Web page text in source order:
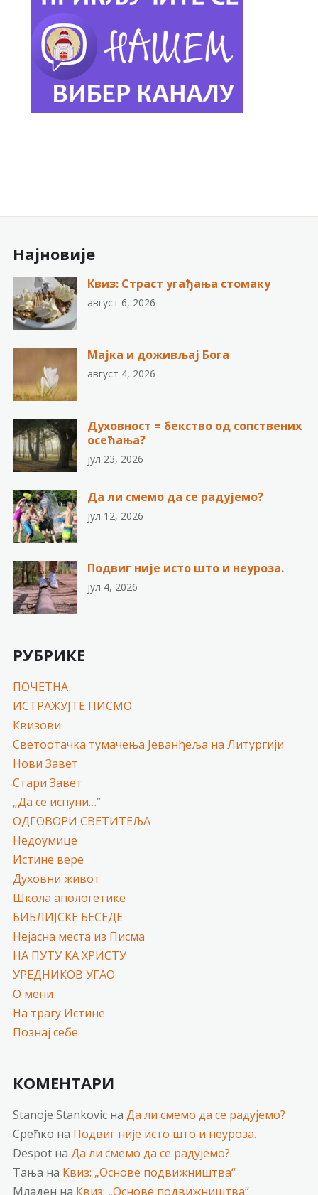
Најновије
Квиз: Страст угађања стомаку
август 6, 2026
Мајка и доживљај Бога
август 4, 2026
Духовност = бекство од сопствених
осећања?
јул 23, 2026
Да ли смемо да се радујемо?
јул 12, 2026
Подвиг није исто што и неуроза.
јул 4, 2026
РУБРИКЕ
ПОЧЕТНА
ИСТРАЖУЈТЕ ПИСМО
Квизови
Светоотачка тумачења Јеванђеља на Литургији
Нови Завет
Стари Завет
„Да се испуни…“
ОДГОВОРИ СВЕТИТЕЉА
Недоумице
Истине вере
Духовни живот
Школа апологетике
БИБЛИЈСКЕ БЕСЕДЕ
Нејасна места из Писма
НА ПУТУ КА ХРИСТУ
УРЕДНИКОВ УГАО
О мени
На трагу Истине
Познај себе
КОМЕНТАРИ
Stanoje Stankovicна Да ли смемо да се радујемо?
Срећко на Подвиг није исто што и неуроза.
Despotна Да ли смемо да се радујемо?
Тања на Квиз: „Основе подвижништва“
Младен на Квиз: „Основе подвижништва“